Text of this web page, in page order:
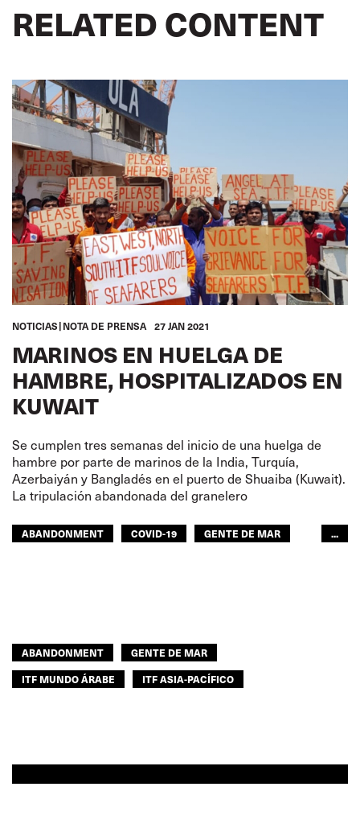
RELATED CONTENT
NOTICIAS NOTA DE PRENSA 27 JAN 2021
MARINOS EN HUELGA DE
HAMBRE, HOSPITALIZADOS EN
KUWAIT
Se cumplen tres semanas del inicio de una huelga de
hambre por parte de marinos de la India, Turquía,
Azerbaiyán y Bangladés en el puerto de Shuaiba (Kuwait).
La tripulación abandonada del granelero
ABANDONMENT COVID-19
GENTE DE MAR
...
ABANDONMENT
GENTE DE MAR
ITF MUNDO ÁRABE
ITF ASIA-PACÍFICO